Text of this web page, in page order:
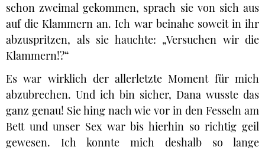
schon zweimal gekommen, sprach sie von sich aus
auf die Klammern an. Ich war beinahe soweit in ihr
abzuspritzen, als sie hauchte: „Versuchen wir die
Klammern!?“
Es war wirklich der allerletzte Moment für mich
abzubrechen. Und ich bin sicher, Dana wusste das
ganz genau! Sie hing nach wie vor in den Fesseln am
Bett und unser Sex war bis hierhin so richtig geil
gewesen. Ich konnte mich deshalb so lange